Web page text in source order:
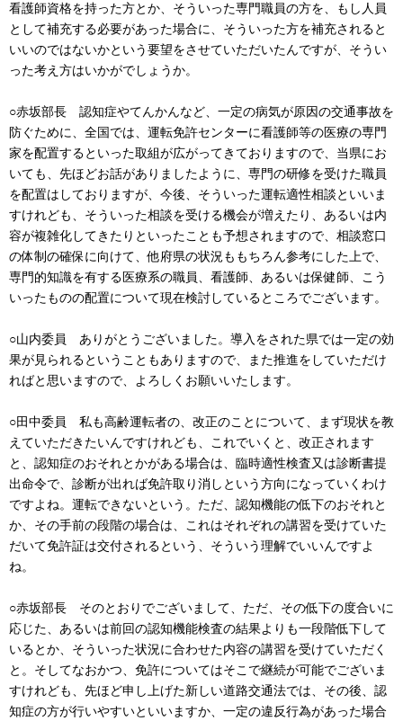
看護師資格を持った方とか、そういった専門職員の方を、もし人員
として補充する必要があった場合に、そういった方を補充されると
いいのではないかという要望をさせていただいたんですが、そうい
った考え方はいかがでしょうか。
○赤坂部長 認知症やてんかんなど、一定の病気が原因の交通事故を
防ぐために、全国では、運転免許センターに看護師等の医療の専門
家を配置するといった取組が広がってきておりますので、当県にお
いても、先ほどお話がありましたように、専門の研修を受けた職員
を配置はしておりますが、今後、そういった運転適性相談といいま
すけれども、そういった相談を受ける機会が増えたり、あるいは内
容が複雑化してきたりといったことも予想されますので、相談窓口
の体制の確保に向けて、他府県の状況ももちろん参考にした上で、
専門的知識を有する医療系の職員、看護師、あるいは保健師、こう
いったものの配置について現在検討しているところでございます。
○山内委員 ありがとうございました。導入をされた県では一定の効
果が見られるということもありますので、また推進をしていただけ
ればと思いますので、よろしくお願いいたします。
○田中委員 私も高齢運転者の、改正のことについて、まず現状を教
えていただきたいんですけれども、これでいくと、改正されます
と、認知症のおそれとかがある場合は、臨時適性検査又は診断書提
出命令で、診断が出れば免許取り消しという方向になっていくわけ
ですよね。運転できないという。ただ、認知機能の低下のおそれと
か、その手前の段階の場合は、これはそれぞれの講習を受けていた
だいて免許証は交付されるという、そういう理解でいいんですよ
ね。
○赤坂部長 そのとおりでございまして、ただ、その低下の度合いに
応じた、あるいは前回の認知機能検査の結果よりも一段階低下して
いるとか、そういった状況に合わせた内容の講習を受けていただく
と。そしてなおかつ、免許についてはそこで継続が可能でございま
すけれども、先ほど申し上げた新しい道路交通法では、その後、認
知症の方が行いやすいといいますか、一定の違反行為があった場合